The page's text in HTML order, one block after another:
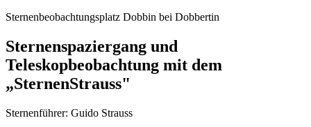
Sternenbeobachtungsplatz Dobbin bei Dobbertin
Sternenspaziergang und
Teleskopbeobachtung mit dem
„SternenStrauss"
Sternenführer: Guido Strauss